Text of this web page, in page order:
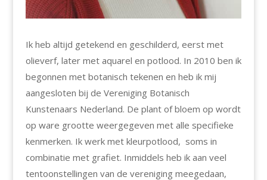
Ik heb altijd getekend en geschilderd, eerst met
olieverf, later met aquarel en potlood. In 2010 ben ik
begonnen met botanisch tekenen en heb ik mij
aangesloten bij de Vereniging Botanisch
Kunstenaars Nederland. De plant of bloem op wordt
op ware grootte weergegeven met alle specifieke
kenmerken. Ik werk met kleurpotlood, soms in
combinatie met grafiet. Inmiddels heb ik aan veel
tentoonstellingen van de vereniging meegedaan,